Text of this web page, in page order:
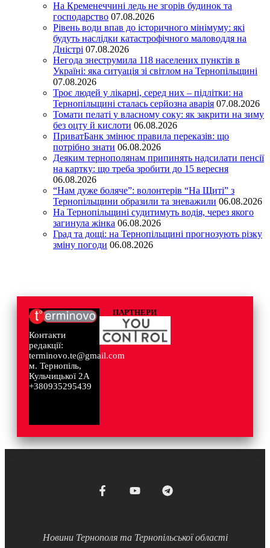
На Кременеччині ледь не згорів будинок та
господарство 07.08.2026
Рівень води впав до історичного мінімуму: які
будуть наслідки катастрофічного маловоддя на
Дністрі 07.08.2026
Негода знеструмила 118 населених пунктів в
Україні: яка ситуація зі світлом на Тернопільщині
07.08.2026
Троє людей у лікарні, серед них – підлітки: на
Тернопільщині сталась серйозна аварія 07.08.2026
Томати пелаті у власному соку: як закрити на зиму
без оцту й кислоти 06.08.2026
ПриватБанк змінює правила переказів: що
потрібно знати 06.08.2026
Деяким тернополянам припинять надсилати пенсії
на картку: що треба зробити до 15 вересня
06.08.2026
“Нам дуже боляче”: волонтерів “На Щиті” з
Тернопільщини образили та зневажили 06.08.2026
На Тернопільщині судитимуть водія, через якого
загинула жінка 06.08.2026
Град та дощі: на Тернопільщині прогнозують різку
зміну погоди 06.08.2026
Контакти
редакції:
terminovo.te@gmail.com
м. Тернопіль,
Кульчицької 2А
+380935295439
ПАРТНЕРИ
Новини Тернополя та Тернопільської області